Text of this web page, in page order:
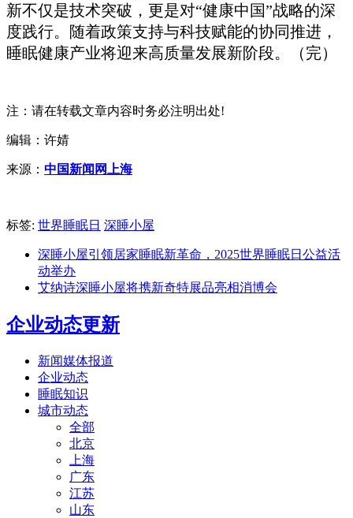
新不仅是技术突破，更是对“健康中国”战略的深
度践行。随着政策支持与科技赋能的协同推进，
睡眠健康产业将迎来高质量发展新阶段。（完）
注：请在转载文章内容时务必注明出处!
编辑：许婧
来源： 中国新闻网上海
标签: 世界睡眠日 深睡小屋
深睡小屋引领居家睡眠新革命，2025世界睡眠日公益活
动举办
艾纳诗深睡小屋将携新奇特展品亮相消博会
企业动态更新
新闻媒体报道
企业动态
睡眠知识
城市动态
全部
北京
上海
广东
江苏
山东